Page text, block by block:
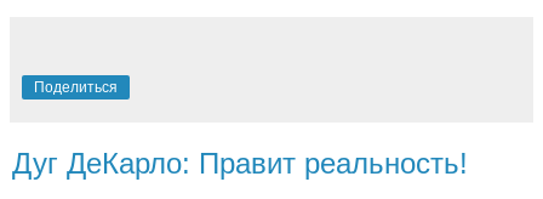
Поделиться
Дуг ДеКарло: Правит реальность!